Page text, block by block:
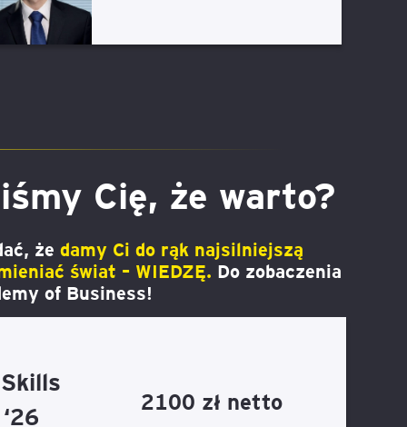
Cię, że warto?
że damy Ci do rąk najsilniejszą
świat – WIEDZĘ. Do zobaczenia
of Business!
2100 zł netto